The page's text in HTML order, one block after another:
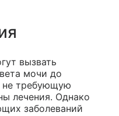
вызвать
мочи до
не требующую
лечения. Однако
заболеваний